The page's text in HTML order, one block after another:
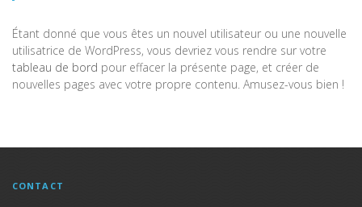
Étant donné que vous êtes un nouvel utilisateur ou une nouvelle
utilisatrice de WordPress, vous devriez vous rendre sur votre
tableau de bord pour effacer la présente page, et créer de
nouvelles pages avec votre propre contenu. Amusez-vous bien !
CONTACT